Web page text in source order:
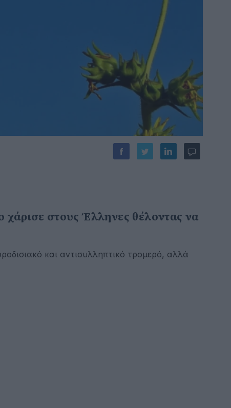
χάρισε στους Έλληνες θέλοντας να
και αντισυλληπτικό τρομερό, αλλά